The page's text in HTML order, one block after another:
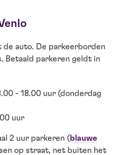
de auto. De parkeerborden
Betaald parkeren geldt in
- 18.00 uur (donderdag
uur
2 uur parkeren (blauwe
op straat, net buiten het